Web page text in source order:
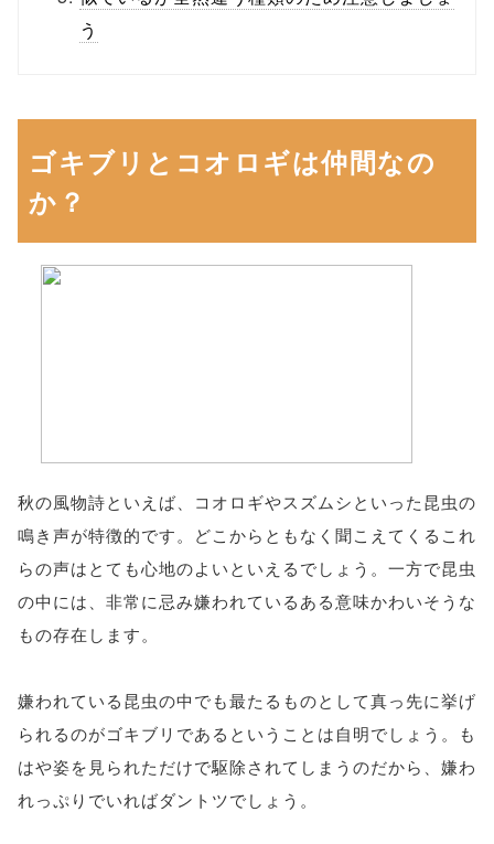
う
ゴキブリとコオロギは仲間なの
か？
秋の風物詩といえば、コオロギやスズムシといった昆虫の
鳴き声が特徴的です。どこからともなく聞こえてくるこれ
らの声はとても心地のよいといえるでしょう。一方で昆虫
の中には、非常に忌み嫌われているある意味かわいそうな
もの存在します。
嫌われている昆虫の中でも最たるものとして真っ先に挙げ
られるのがゴキブリであるということは自明でしょう。も
はや姿を見られただけで駆除されてしまうのだから、嫌わ
れっぷりでいればダントツでしょう。